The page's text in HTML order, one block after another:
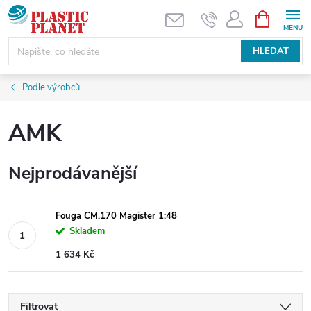
Přejít
na
obsah
HLEDAT
NÁKUPNÍ
KOŠÍK
Podle výrobců
AMK
Nejprodávanější
Fouga CM.170 Magister 1:48
Skladem
1 634 Kč
Filtrovat